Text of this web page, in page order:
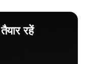
रहें